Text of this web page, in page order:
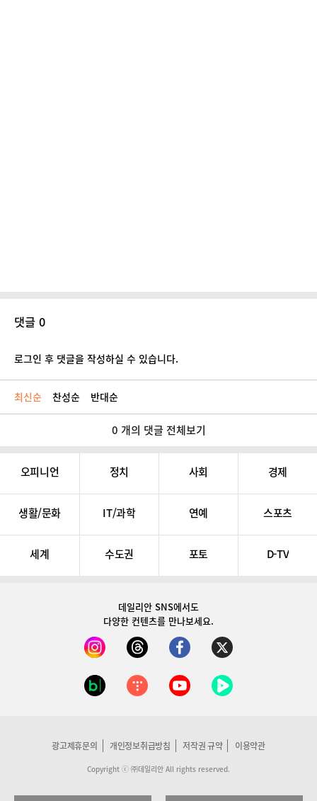
댓글 0
로그인 후 댓글을 작성하실 수 있습니다.
최신순 찬성순 반대순
0 개의 댓글 전체보기
오피니언 정치 사회 경제
생활/문화 IT/과학 연예 스포츠
세계 수도권 포토 D-TV
데일리안 SNS에서도
다양한 컨텐츠를 만나보세요.
광고제휴문의 개인정보취급방침 저작권 규약 이용약관
Copyright ⓒ ㈜데일리안 All rights reserved.